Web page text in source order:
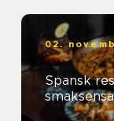
02.
Spansk